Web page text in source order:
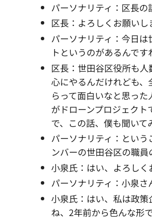
パーソナリティ：区長
区長：よろしくお願いし
パーソナリティ：今日
トというのがあるんで
区長：世田谷区役所も
心にやるんだけれども
らって面白いなと思っ
がドローンプロジェク
で、この話、僕も聞い
パーソナリティ：とい
ンバーの世田谷区の職
小泉氏：はい、よろしく
パーソナリティ：小泉
小泉氏：はい、私は政
ね、2年前から色んな形